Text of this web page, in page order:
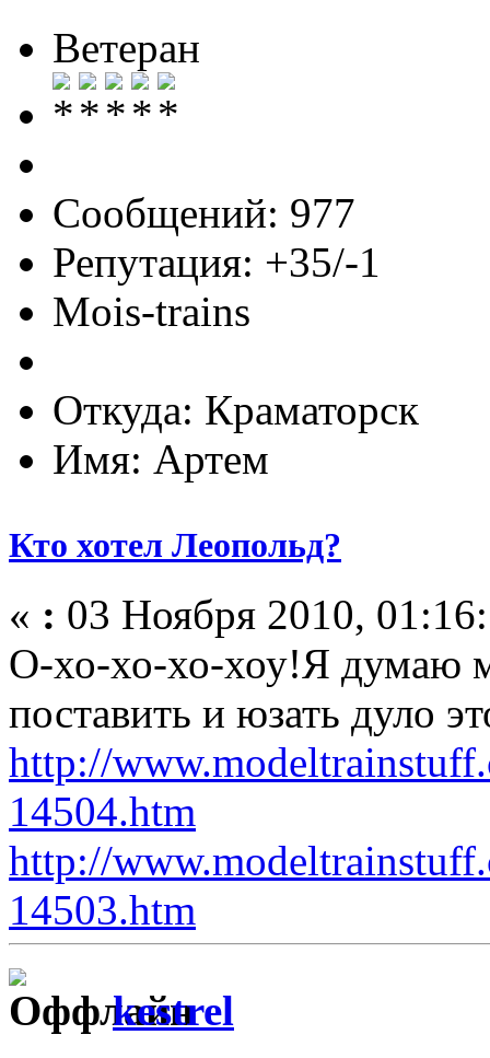
Ветеран
Сообщений: 977
Репутация: +35/-1
Mois-trains
Откуда: Краматорск
Имя: Артем
Кто хотел Леопольд?
« : 03 Ноября 2010,
О-хо-хо-хо-хоу!Я думаю
поставить и юзать дуло
http://
14504.htm
http://
14503.htm
kestrel